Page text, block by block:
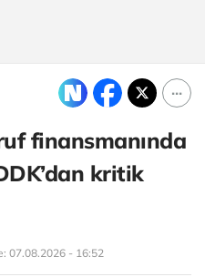
finansmanında
kritik
07.08.2026 - 16:52